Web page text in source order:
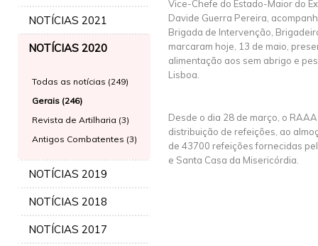
NOTÍCIAS 2021
NOTÍCIAS 2020
Todas as notícias (249)
Gerais (246)
Revista de Artilharia (3)
Antigos Combatentes (3)
NOTÍCIAS 2019
NOTÍCIAS 2018
NOTÍCIAS 2017
Vice-Chefe do Estado-Maior do
Davide Guerra Pereira,
Brigada de Intervenção,
marcaram hoje, 13 de maio,
alimentação aos sem abrigo e
Lisboa.
Desde o dia 28 de março, o
distribuição de refeições, ao
de 43700 refeições fornecidas
e Santa Casa da Misericórdia.